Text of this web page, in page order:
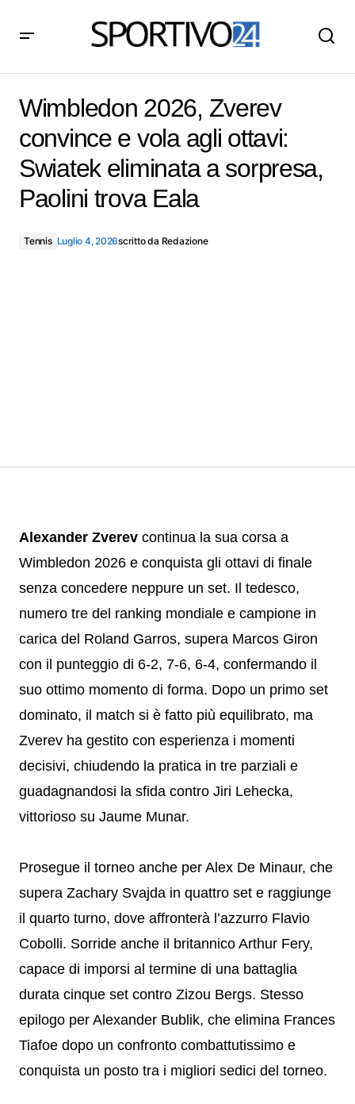
Swiatek eliminata a sorpresa, Paolini trova Eala
Wimbledon 2026, Zverev
convince e vola agli ottavi:
Swiatek eliminata a sorpresa,
Paolini trova Eala
Tennis Luglio 4, 2026scritto da Redazione
Alexander Zverev continua la sua corsa a
Wimbledon 2026 e conquista gli ottavi di finale
senza concedere neppure un set. Il tedesco,
numero tre del ranking mondiale e campione in
carica del Roland Garros, supera Marcos Giron
con il punteggio di 6-2, 7-6, 6-4, confermando il
suo ottimo momento di forma. Dopo un primo set
dominato, il match si è fatto più equilibrato, ma
Zverev ha gestito con esperienza i momenti
decisivi, chiudendo la pratica in tre parziali e
guadagnandosi la sfida contro Jiri Lehecka,
vittorioso su Jaume Munar.
Prosegue il torneo anche per Alex De Minaur, che
supera Zachary Svajda in quattro set e raggiunge
il quarto turno, dove affronterà l’azzurro Flavio
Cobolli. Sorride anche il britannico Arthur Fery,
capace di imporsi al termine di una battaglia
durata cinque set contro Zizou Bergs. Stesso
epilogo per Alexander Bublik, che elimina Frances
Tiafoe dopo un confronto combattutissimo e
conquista un posto tra i migliori sedici del torneo.